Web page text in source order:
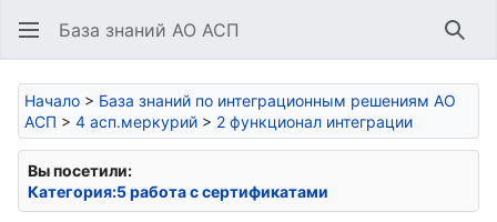
База знаний АО АСП
Начало > База знаний по интеграционным решениям АО
АСП > 4 асп.меркурий > 2 функционал интеграции
Вы посетили:
Категория:5 работа с сертификатами